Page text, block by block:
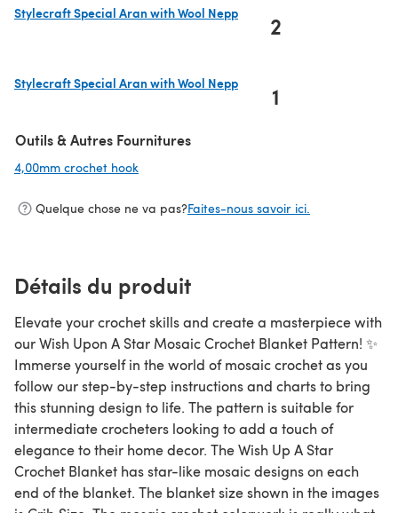
Stylecraft Special Aran with Wool Nepp
2
Stylecraft Special Aran with Wool Nepp
1
Outils & Autres Fournitures
4,00mm crochet hook
Quelque chose ne va pas?Faites-nous savoir ici.
Détails du produit
Elevate your crochet skills and create a masterpiece with
our Wish Upon A Star Mosaic Crochet Blanket Pattern! ✨
Immerse yourself in the world of mosaic crochet as you
follow our step-by-step instructions and charts to bring
this stunning design to life. The pattern is suitable for
intermediate crocheters looking to add a touch of
elegance to their home decor. The Wish Up A Star
Crochet Blanket has star-like mosaic designs on each
end of the blanket. The blanket size shown in the images